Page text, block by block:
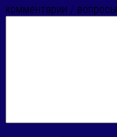
комментарии / вопросы